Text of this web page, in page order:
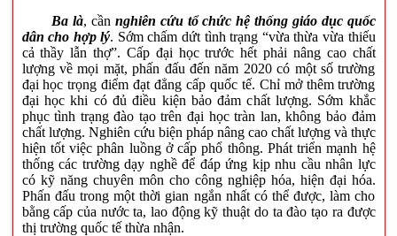
Ba là, cần nghiên cứu tổ chức hệ thống giáo dục quốc
dân cho hợp lý. Sớm chấm dứt tình trạng “vừa thừa vừa thiếu
cả thầy lẫn thợ”. Cấp đại học trước hết phải nâng cao chất
lượng về mọi mặt, phấn đấu đến năm 2020 có một số trường
đại học trọng điểm đạt đẳng cấp quốc tế. Chỉ mở thêm trường
đại học khi có đủ điều kiện bảo đảm chất lượng. Sớm khắc
phục tình trạng đào tạo trên đại học tràn lan, không bảo đảm
chất lượng. Nghiên cứu biện pháp nâng cao chất lượng và thực
hiện tốt việc phân luồng ở cấp phổ thông. Phát triển mạnh hệ
thống các trường dạy nghề để đáp ứng kịp nhu cầu nhân lực
có kỹ năng chuyên môn cho công nghiệp hóa, hiện đại hóa.
Phấn đấu trong một thời gian ngắn nhất có thể được, làm cho
bằng cấp của nước ta, lao động kỹ thuật do ta đào tạo ra được
thị trường quốc tế thừa nhận.